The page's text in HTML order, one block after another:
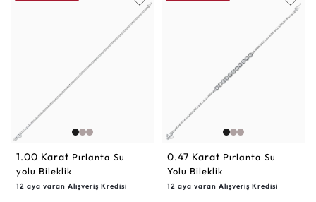
1.00 Karat
yolu Bileklik
12 aya varan Alışveriş Kredisi
0.47 Karat
Yolu Bileklik
12 aya varan Alışveriş Kredisi